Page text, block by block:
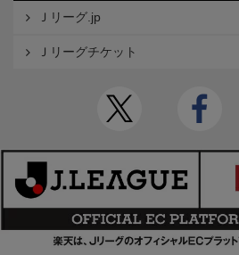
Ｊリーグ.jp
Ｊリーグチケット